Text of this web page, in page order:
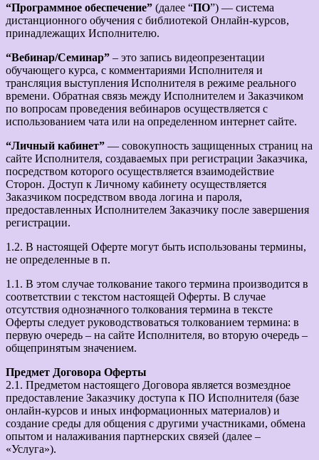
“Программное обеспечение” (далее “ПО”) — система
дистанционного обучения с библиотекой Онлайн-курсов,
принадлежащих Исполнителю.
“Вебинар/Семинар” – это запись видеопрезентации
обучающего курса, с комментариями Исполнителя и
трансляция выступления Исполнителя в режиме реального
времени. Обратная связь между Исполнителем и Заказчиком
по вопросам проведения вебинаров осуществляется с
использованием чата или на определенном интернет сайте.
“Личный кабинет” — совокупность защищенных страниц на
сайте Исполнителя, создаваемых при регистрации Заказчика,
посредством которого осуществляется взаимодействие
Сторон. Доступ к Личному кабинету осуществляется
Заказчиком посредством ввода логина и пароля,
предоставленных Исполнителем Заказчику после завершения
регистрации.
1.2. В настоящей Оферте могут быть использованы термины,
не определенные в п.
1.1. В этом случае толкование такого термина производится в
соответствии с текстом настоящей Оферты. В случае
отсутствия однозначного толкования термина в тексте
Оферты следует руководствоваться толкованием термина: в
первую очередь – на сайте Исполнителя, во вторую очередь –
общепринятым значением.
Предмет Договора Оферты
2.1. Предметом настоящего Договора является возмездное
предоставление Заказчику доступа к ПО Исполнителя (базе
онлайн-курсов и иных информационных материалов) и
создание среды для общения с другими участниками, обмена
опытом и налаживания партнерских связей (далее –
«Услуга»).